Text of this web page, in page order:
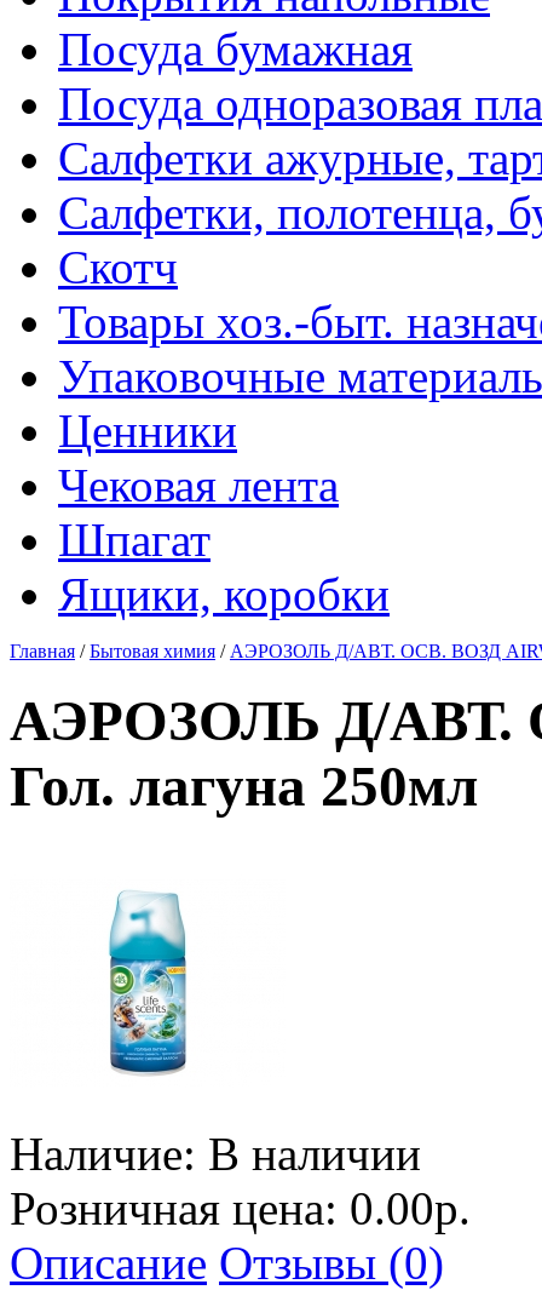
Посуда бумажная
Посуда одноразовая
Салфетки ажурные,
Салфетки, полотенца,
Скотч
Товары хоз.-быт.
Упаковочные
Ценники
Чековая лента
Шпагат
Ящики, коробки
Главная /Бытовая химия / АЭРОЗОЛЬ Д/АВТ. ОСВ. ВОЗД
АЭРОЗОЛЬ Д/АВТ.
Гол. лагуна 250мл
Наличие: В наличии
Розничная цена: 0.00р.
Описание Отзывы (0)